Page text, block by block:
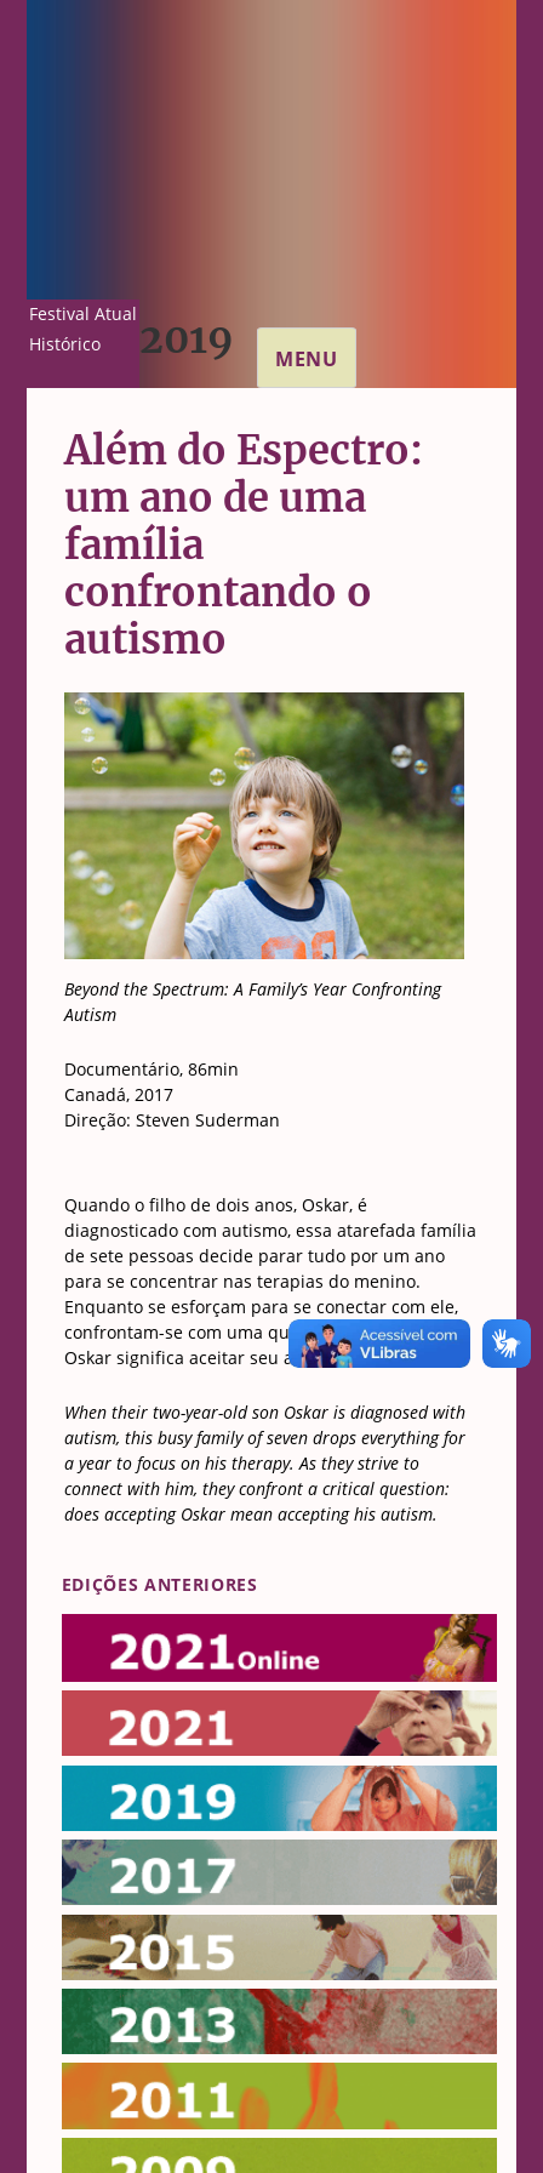
Festival Atual
Histórico
2019 MENU
Além do Espectro:
um ano de uma
família
confrontando o
autismo
Beyond the Spectrum: A Family’s Year Confronting
Autism
Documentário, 86min
Canadá, 2017
Direção: Steven Suderman
Quando o filho de dois anos, Oskar, é
diagnosticado com autismo, essa atarefada família
de sete pessoas decide parar tudo por um ano
para se concentrar nas terapias do menino.
Enquanto se esforçam para se conectar com ele,
confrontam-se com uma questão crítica: aceitar
Oskar significa aceitar seu autismo?
When their two-year-old son Oskar is diagnosed with
autism, this busy family of seven drops everything for
a year to focus on his therapy. As they strive to
connect with him, they confront a critical question:
does accepting Oskar mean accepting his autism.
EDIÇÕES ANTERIORES
Online 2021
2021
2019
2017
2015
2013